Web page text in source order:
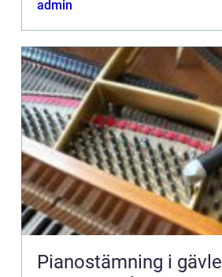
admin
Pianostämning i gävle så får du